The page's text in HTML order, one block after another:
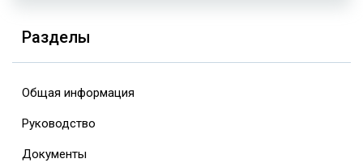
Разделы
Общая информация
Руководство
Документы